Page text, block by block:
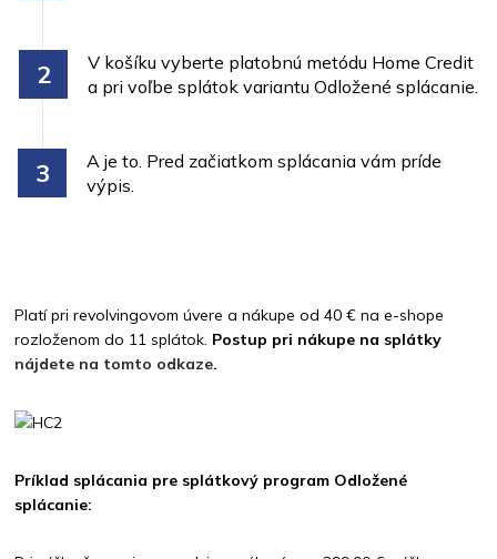
V košíku vyberte platobnú metódu Home Credit
a pri voľbe splátok variantu Odložené splácanie.
A je to. Pred začiatkom splácania vám príde
výpis.
Platí pri revolvingovom úvere a nákupe od 40 € na e-shope
rozloženom do 11 splátok. Postup pri nákupe na splátky
nájdete na tomto odkaze.
Príklad splácania pre splátkový program Odložené
splácanie: